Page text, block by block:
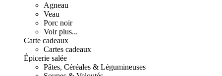
Agneau
Veau
Porc noir
Voir plus...
Carte cadeaux
Cartes cadeaux
Épicerie salée
Pâtes, Céréales & Légumineuses